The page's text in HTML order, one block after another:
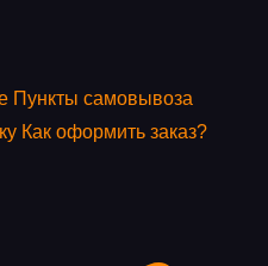
Пункты самовывоза
Как оформить заказ?